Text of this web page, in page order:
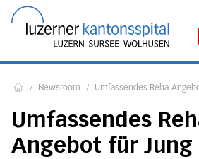
/ Newsroom / Umfassendes Reha-
Umfassendes
Angebot für